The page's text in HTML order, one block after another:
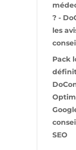
? -
les
Pack
SEO